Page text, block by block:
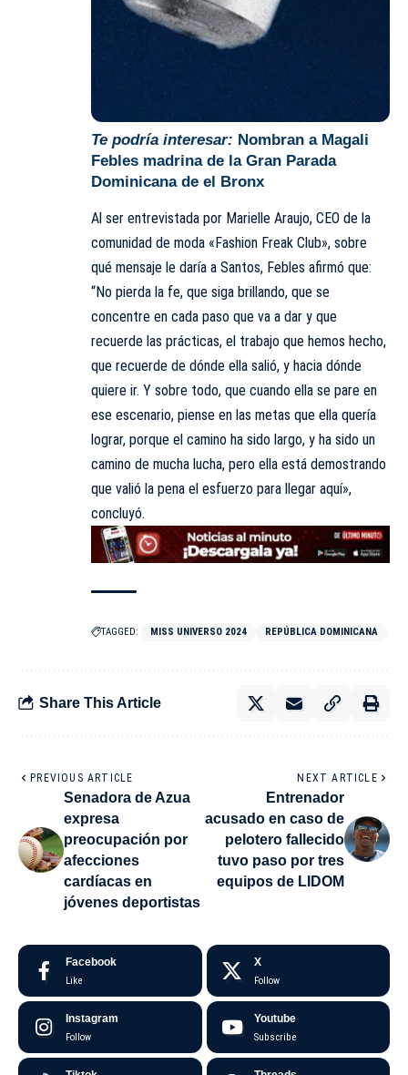
Te podría interesar: Nombran a Magali
Febles madrina de la Gran Parada
Dominicana de el Bronx
Al ser entrevistada por Marielle Araujo, CEO de la
comunidad de moda «Fashion Freak Club», sobre
qué mensaje le daría a Santos, Febles afirmó que:
“No pierda la fe, que siga brillando, que se
concentre en cada paso que va a dar y que
recuerde las prácticas, el trabajo que hemos hecho,
que recuerde de dónde ella salió, y hacia dónde
quiere ir. Y sobre todo, que cuando ella se pare en
ese escenario, piense en las metas que ella quería
lograr, porque el camino ha sido largo, y ha sido un
camino de mucha lucha, pero ella está demostrando
que valió la pena el esfuerzo para llegar aquí»,
concluyó.
TAGGED: MISS UNIVERSO 2024 REPÚBLICA DOMINICANA
Share This Article
PREVIOUS ARTICLE
Senadora de Azua
expresa
preocupación por
afecciones
cardíacas en
jóvenes deportistas
NEXT ARTICLE
Entrenador
acusado en caso de
pelotero fallecido
tuvo paso por tres
equipos de LIDOM
Facebook
Like
X
Follow
Instagram
Follow
Youtube
Subscribe